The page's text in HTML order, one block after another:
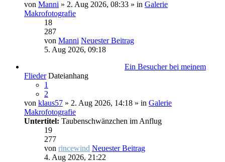
von Manni » 2. Aug 2026, 08:33 » in Galerie
Makrofotografie
18
287
von Manni Neuester Beitrag
5. Aug 2026, 09:18
Ein Besucher bei meinem
Flieder Dateianhang
1
2
von klaus57 » 2. Aug 2026, 14:18 » in Galerie
Makrofotografie
Untertitel: Taubenschwänzchen im Anflug
19
277
von rincewind Neuester Beitrag
4. Aug 2026, 21:22